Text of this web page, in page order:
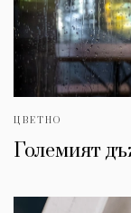
ЦВЕТНО
Големият